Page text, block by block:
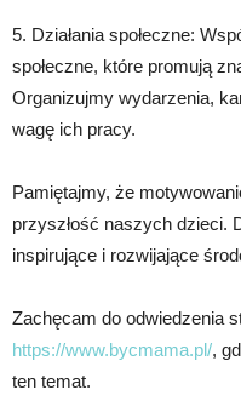
5. Działania społeczne:
społeczne, które promują
Organizujmy wydarzenia,
wagę ich pracy.
Pamiętajmy, że
przyszłość naszych dzieci.
inspirujące i rozwijające
Zachęcam do odwiedzenia
https://www.bycmama.pl/,
ten temat.